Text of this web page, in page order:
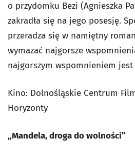
o przydomku Bezi (Agnieszka
zakradła się na jego posesję.
przeradza się w namiętny
wymazać najgorsze
najgorszym wspomnieniem jest
Kino: Dolnośląskie Centrum
Horyzonty
„Mandela, droga do wolności”